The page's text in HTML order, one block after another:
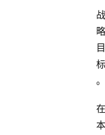
战
略
目
标
。
在
本